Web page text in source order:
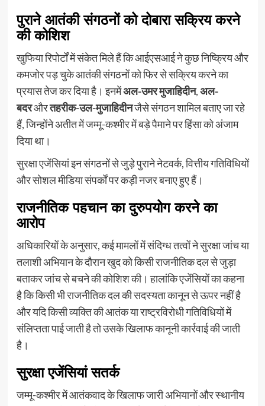
पुराने आतंकी संगठनों को दोबारा सक्रिय करने
की कोशिश
खुफिया रिपोर्टों में संकेत मिले हैं कि आईएसआई ने कुछ निष्क्रिय और
कमजोर पड़ चुके आतंकी संगठनों को फिर से सक्रिय करने का
प्रयास तेज कर दिया है। इनमेंअल-उमर मुजाहिदीन,अल-
बदरऔरतहरीक-उल-मुजाहिदीनजैसे संगठन शामिल बताए जा रहे
हैं, जिन्होंने अतीत में जम्मू-कश्मीर में बड़े पैमाने पर हिंसा को अंजाम
दिया था।
सुरक्षा एजेंसियां इन संगठनों से जुड़े पुराने नेटवर्क, वित्तीय गतिविधियों
और सोशल मीडिया संपर्कों पर कड़ी नजर बनाए हुए हैं।
राजनीतिक पहचान का दुरुपयोग करने का
आरोप
अधिकारियों के अनुसार, कई मामलों में संदिग्ध तत्वों ने सुरक्षा जांच या
तलाशी अभियान के दौरान खुद को किसी राजनीतिक दल से जुड़ा
बताकर जांच से बचने की कोशिश की। हालांकि एजेंसियों का कहना
है कि किसी भी राजनीतिक दल की सदस्यता कानून से ऊपर नहीं है
और यदि किसी व्यक्ति की आतंक या राष्ट्रविरोधी गतिविधियों में
संलिप्तता पाई जाती है तो उसके खिलाफ कानूनी कार्रवाई की जाती
है।
सुरक्षा एजेंसियां सतर्क
जम्मू-कश्मीर में आतंकवाद के खिलाफ जारी अभियानों और स्थानीय